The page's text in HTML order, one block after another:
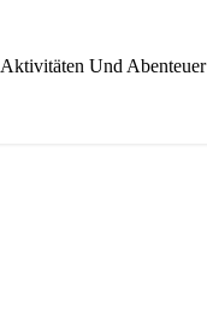
Aktivitäten Und Abenteuer